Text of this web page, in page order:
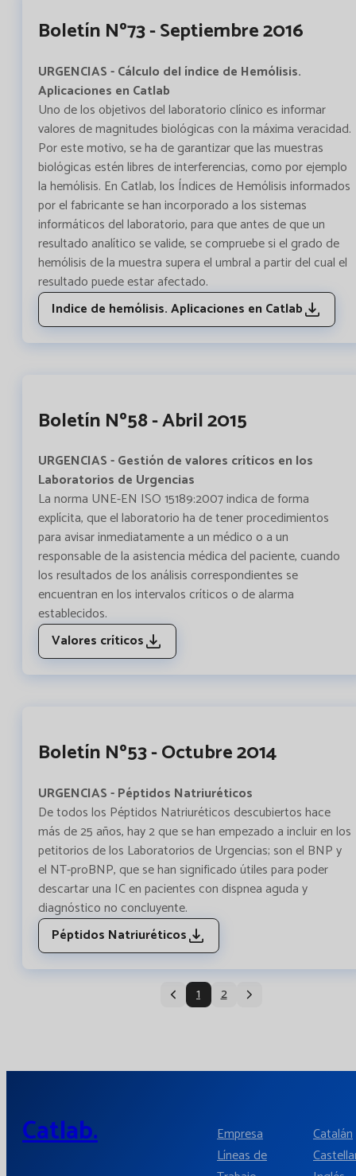
Boletín Nº73 - Septiembre 2016
URGENCIAS - Cálculo del índice de Hemólisis.
Aplicaciones en Catlab
Uno de los objetivos del laboratorio clínico es informar
valores de magnitudes biológicas con la máxima veracidad.
Por este motivo, se ha de garantizar que las muestras
biológicas estén libres de interferencias, como por ejemplo
la hemólisis. En Catlab, los Índices de Hemólisis informados
por el fabricante se han incorporado a los sistemas
informáticos del laboratorio, para que antes de que un
resultado analítico se valide, se compruebe si el grado de
hemólisis de la muestra supera el umbral a partir del cual el
resultado puede estar afectado.
Indice de hemólisis. Aplicaciones en Catlab
Boletín Nº58 - Abril 2015
URGENCIAS - Gestión de valores críticos en los
Laboratorios de Urgencias
La norma UNE-EN ISO 15189:2007 indica de forma
explícita, que el laboratorio ha de tener procedimientos
para avisar inmediatamente a un médico o a un
responsable de la asistencia médica del paciente, cuando
los resultados de los análisis correspondientes se
encuentran en los intervalos críticos o de alarma
establecidos.
Valores críticos
Boletín Nº53 - Octubre 2014
URGENCIAS - Péptidos Natriuréticos
De todos los Péptidos Natriuréticos descubiertos hace
más de 25 años, hay 2 que se han empezado a incluir en los
petitorios de los Laboratorios de Urgencias; son el BNP y
el NT-proBNP, que se han significado útiles para poder
descartar una IC en pacientes con dispnea aguda y
diagnóstico no concluyente.
Péptidos Natriuréticos
1 2
Catlab.
Empresa
Líneas de
Catalán